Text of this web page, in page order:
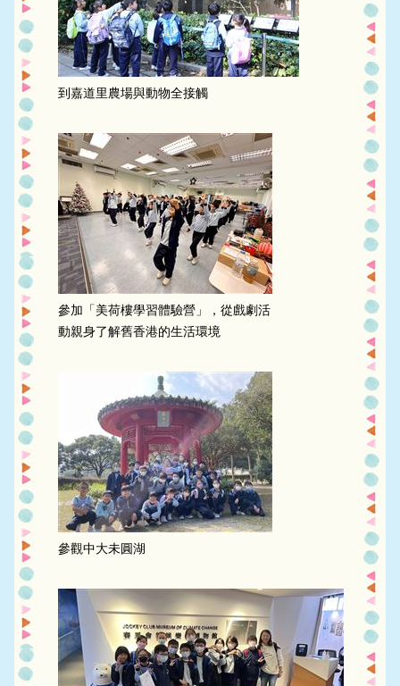
到嘉道里農場與動物全接觸
參加「美荷樓學習體驗營」，從戲劇活
動親身了解舊香港的生活環境
參觀中大未圓湖